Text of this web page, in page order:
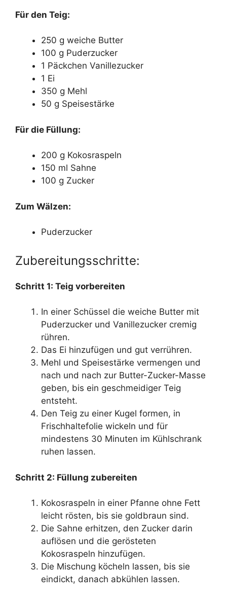
Für den Teig:
250 g weiche Butter
100 g Puderzucker
1 Päckchen Vanillezucker
1 Ei
350 g Mehl
50 g Speisestärke
Für die Füllung:
200 g Kokosraspeln
150 ml Sahne
100 g Zucker
Zum Wälzen:
Puderzucker
Zubereitungsschritte:
Schritt 1: Teig vorbereiten
In einer Schüssel die weiche Butter mit
Puderzucker und Vanillezucker cremig
rühren.
Das Ei hinzufügen und gut verrühren.
Mehl und Speisestärke vermengen und
nach und nach zur Butter-Zucker-Masse
geben, bis ein geschmeidiger Teig
entsteht.
Den Teig zu einer Kugel formen, in
Frischhaltefolie wickeln und für
mindestens 30 Minuten im Kühlschrank
ruhen lassen.
Schritt 2: Füllung zubereiten
Kokosraspeln in einer Pfanne ohne Fett
leicht rösten, bis sie goldbraun sind.
Die Sahne erhitzen, den Zucker darin
auflösen und die gerösteten
Kokosraspeln hinzufügen.
Die Mischung köcheln lassen, bis sie
eindickt, danach abkühlen lassen.